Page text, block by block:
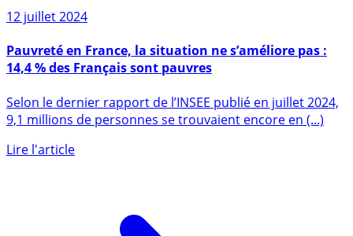
Sur le même sujet
12 juillet 2024
14,4 % des Français sont pauvres
Selon le dernier rapport de l’INSEE publié en juillet 2024,
9,1 millions de personnes se trouvaient encore en (...)